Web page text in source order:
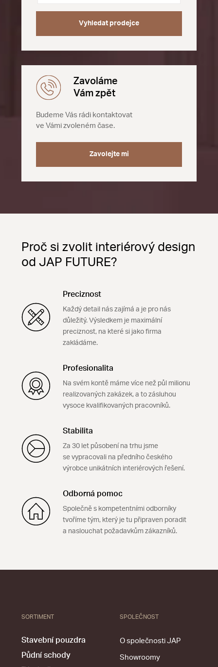
Vyhledat prodejce
Zavoláme
Vám zpět
Budeme Vás rádi kontaktovat
ve Vámi zvoleném čase.
Zavolejte mi
Proč si zvolit interiérový design
od JAP FUTURE?
Preciznost
Každý detail nás zajímá a je pro nás
důležitý. Výsledkem je maximální
preciznost, na které si jako firma
zakládáme.
Profesionalita
Na svém kontě máme více než půl milionu
realizovaných zakázek, a to zásluhou
vysoce kvalifikovaných pracovníků.
Stabilita
Za 30 let působení na trhu jsme
se vypracovali na předního českého
výrobce unikátních interiérových řešení.
Odborná pomoc
Společně s kompetentními odborníky
tvoříme tým, který je tu připraven poradit
a naslouchat požadavkům zákazníků.
SORTIMENT
Stavební pouzdra
Půdní schody
SPOLEČNOST
O společnosti JAP
Showroomy